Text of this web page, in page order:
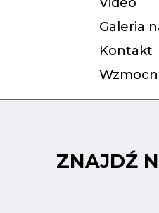
Galeria
Kontakt
ZNAJDŹ